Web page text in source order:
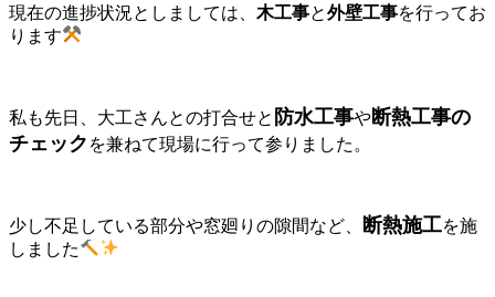
現在の進捗状況としましては、 木工事と外壁工事を行ってお
ります
私も先日、大工さんとの打合せと 防水工事や断熱工事の
チェック を兼ねて現場に行って参りました。
少し不足している部分や窓廻りの隙間など、 断熱施工を施
しました